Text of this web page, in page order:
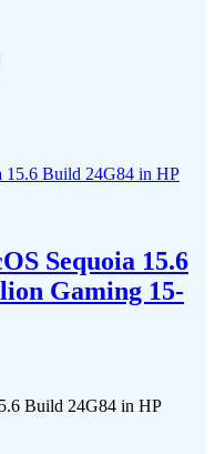
Sequoia 15.6
Gaming 15-
Build 24G84 in HP